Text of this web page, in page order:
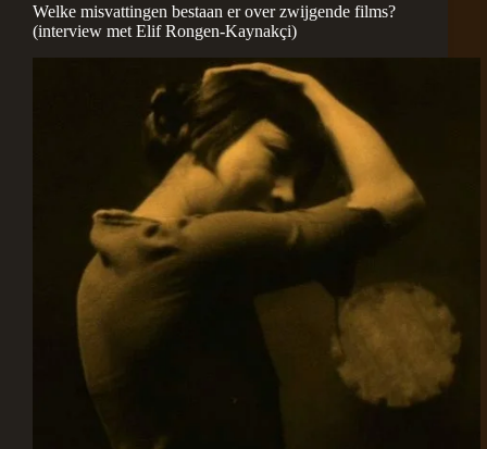
Welke misvattingen bestaan er over zwijgende films?
(interview met Elif Rongen-Kaynakçi)